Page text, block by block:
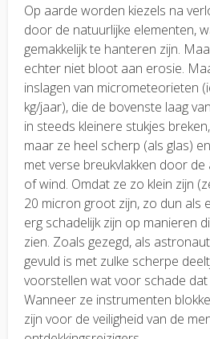
Op aarde worden kiezels na
door de natuurlijke elementen,
gemakkelijk te hanteren zijn.
echter niet bloot aan erosie.
inslagen van micrometeorieten
kg/jaar), die de bovenste laag
in steeds kleinere stukjes
maar ze heel scherp (als glas)
met verse breukvlakken door
of wind. Omdat ze zo klein zijn
20 micron groot zijn, zo dun als
erg schadelijk zijn op manieren
zien. Zoals gezegd, als
gevuld is met zulke scherpe
voorstellen wat voor schade
Wanneer ze instrumenten
zijn voor de veiligheid van de